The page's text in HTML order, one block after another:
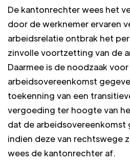
De kantonrechter wees het
door de werknemer ervaren
arbeidsrelatie ontbrak het
zinvolle voortzetting van de
Daarmee is de noodzaak
arbeidsovereenkomst
toekenning van een
vergoeding ter hoogte van
dat de arbeidsovereenkomst
indien deze van rechtswege
wees de kantonrechter af.